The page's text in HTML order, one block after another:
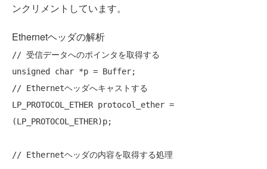
ンクリメントしています。
Ethernetヘッダの解析
// 受信データへのポインタを取得する
unsigned
char
// Ethernetヘッダへキャストする
LP_PROTOCOL_ETHER protocol_ether =
(LP_PROTOCOL_ETHER)p;
// Ethernetヘッダの内容を取得する処理